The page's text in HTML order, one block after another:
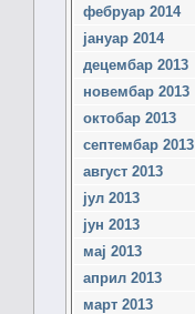
фебруар 2014
јануар 2014
децембар 2013
новембар 2013
октобар 2013
септембар 2013
август 2013
јул 2013
јун 2013
мај 2013
април 2013
март 2013